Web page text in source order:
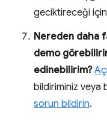
geciktireceği için
Nereden daha
demo
edinebilirim?
bildiriminiz veya
sorun bildirin.